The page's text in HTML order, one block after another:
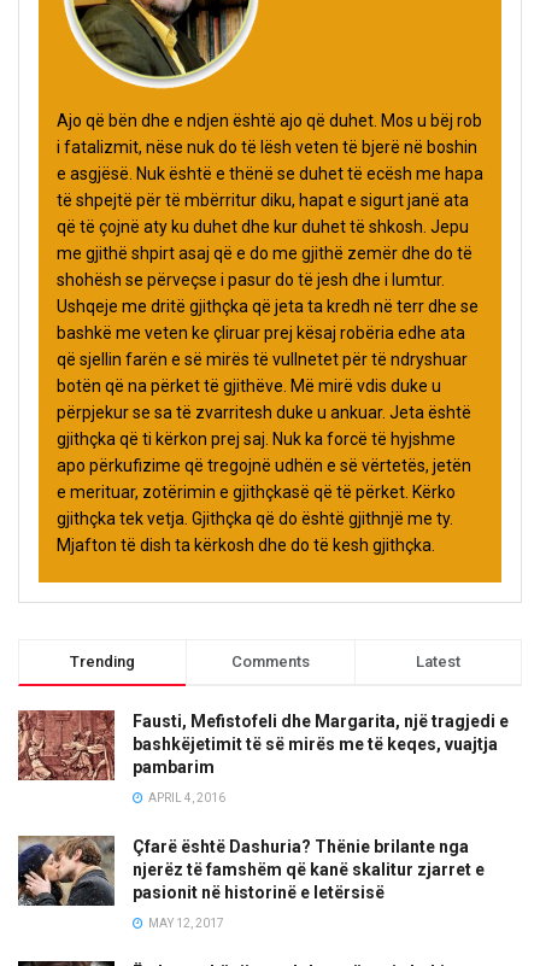
Ajo që bën dhe e ndjen është ajo që duhet. Mos u bëj rob
i fatalizmit, nëse nuk do të lësh veten të bjerë në boshin
e asgjësë. Nuk është e thënë se duhet të ecësh me hapa
të shpejtë për të mbërritur diku, hapat e sigurt janë ata
që të çojnë aty ku duhet dhe kur duhet të shkosh. Jepu
me gjithë shpirt asaj që e do me gjithë zemër dhe do të
shohësh se përveçse i pasur do të jesh dhe i lumtur.
Ushqeje me dritë gjithçka që jeta ta kredh në terr dhe se
bashkë me veten ke çliruar prej kësaj robëria edhe ata
që sjellin farën e së mirës të vullnetet për të ndryshuar
botën që na përket të gjithëve. Më mirë vdis duke u
përpjekur se sa të zvarritesh duke u ankuar. Jeta është
gjithçka që ti kërkon prej saj. Nuk ka forcë të hyjshme
apo përkufizime që tregojnë udhën e së vërtetës, jetën
e merituar, zotërimin e gjithçkasë që të përket. Kërko
gjithçka tek vetja. Gjithçka që do është gjithnjë me ty.
Mjafton të dish ta kërkosh dhe do të kesh gjithçka.
Trending Comments Latest
Fausti, Mefistofeli dhe Margarita, një tragjedi e
bashkëjetimit të së mirës me të keqes, vuajtja
pambarim
APRIL 4, 2016
Çfarë është Dashuria? Thënie brilante nga
njerëz të famshëm që kanë skalitur zjarret e
pasionit në historinë e letërsisë
MAY 12, 2017